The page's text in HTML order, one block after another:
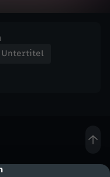
Untertitel